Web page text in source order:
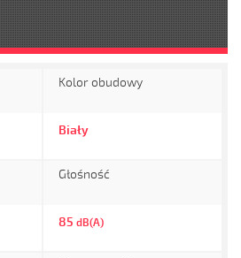
Kolor obudowy
Biały
Głośność
85 dB(A)